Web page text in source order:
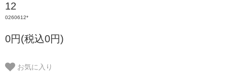
12
0260612*
0円(税込0円)
お気に入り